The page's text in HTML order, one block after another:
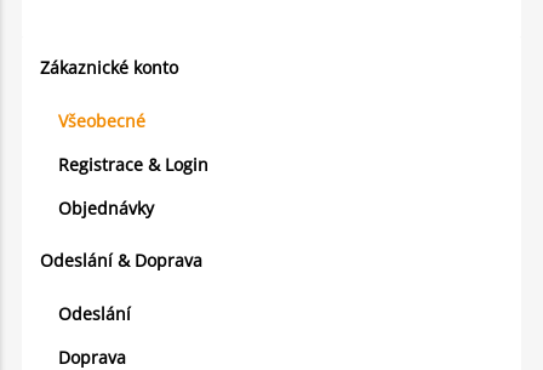
Zákaznické konto
Všeobecné
Registrace & Login
Objednávky
Odeslání & Doprava
Odeslání
Doprava